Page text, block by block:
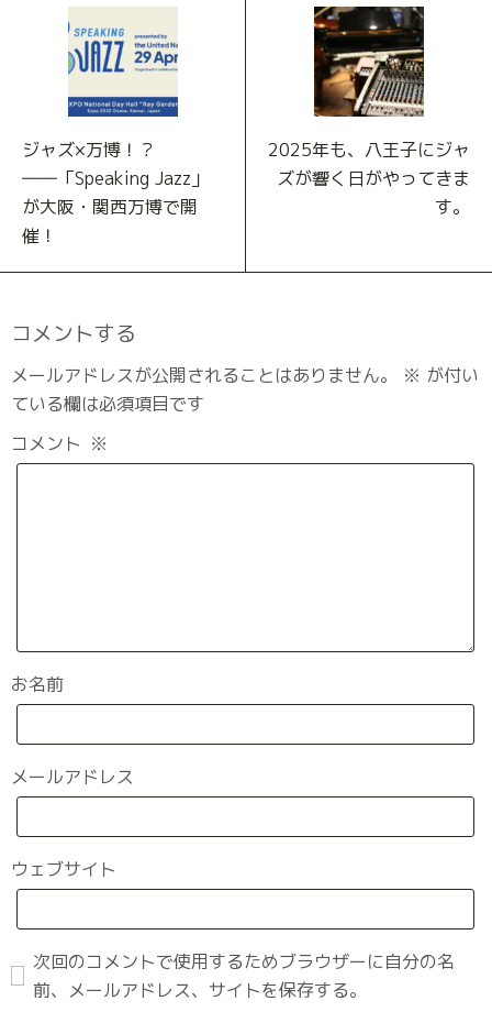
ジャズ×万博！？
――「Speaking Jazz」
が大阪・関西万博で開
催！
2025年も、八王子にジャ
ズが響く日がやってきま
す。
コメントする
メールアドレスが公開されることはありません。 ※ が付い
ている欄は必須項目です
コメント ※
お名前
メールアドレス
ウェブサイト
次回のコメントで使用するためブラウザーに自分の名
前、メールアドレス、サイトを保存する。